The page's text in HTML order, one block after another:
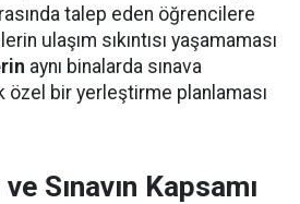
talep eden öğrencilere
ulaşım sıkıntısı yaşamaması
aynı binalarda sınava
özel bir yerleştirme planlaması
ve Sınavın Kapsamı